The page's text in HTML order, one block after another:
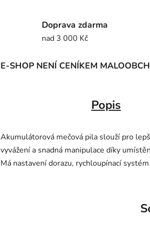
Doprava zdarma
nad 3 000 Kč
E-SHOP NENÍ CENÍKEM
Popis
Akumulátorová mečová pila slouží pro
vyvážení a snadná manipulace díky
Má nastavení dorazu, rychloupínací